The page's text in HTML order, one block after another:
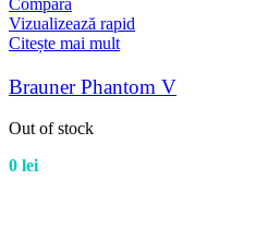
Vizualizează rapid
Citește mai mult
Brauner Phantom V
Out of stock
0 lei